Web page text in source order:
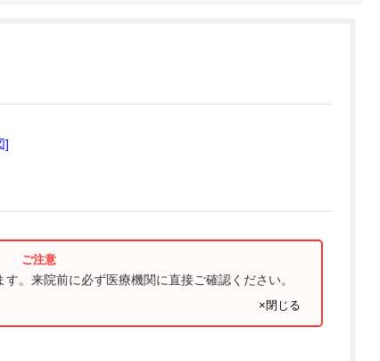
]
。来院前に必ず医療機関に直接ご確認ください。
×閉じる